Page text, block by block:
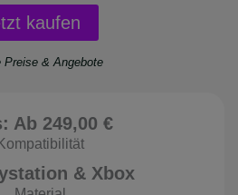
kaufen
Preise & Angebote
Ab 249,00 €
Kompatibilität
& Xbox